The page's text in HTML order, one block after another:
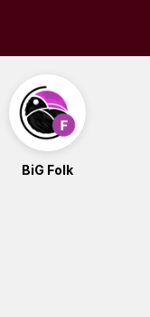
BiG Folk